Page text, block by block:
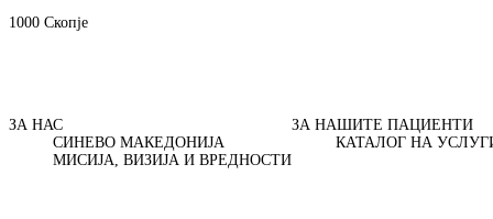
1000 Скопје
ЗА НАС
СИНЕВО МАКЕДОНИЈА
МИСИЈА, ВИЗИЈА И ВРЕДНОСТИ
ЗА НАШИТЕ ПАЦИЕНТИ
КАТАЛОГ НА